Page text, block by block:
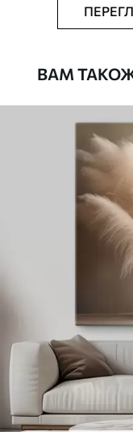
Від290.00грн
Яскраві, насичені
Стійкість до
Безпечне
Поверхня з
Екологічний
Яскраві, насичені
Стійкість до
✓Безпечне
Поверхня з
✗ Екологічний
ВАМ